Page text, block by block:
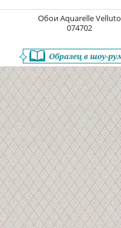
ОбоиAquarelle Velluto
074702